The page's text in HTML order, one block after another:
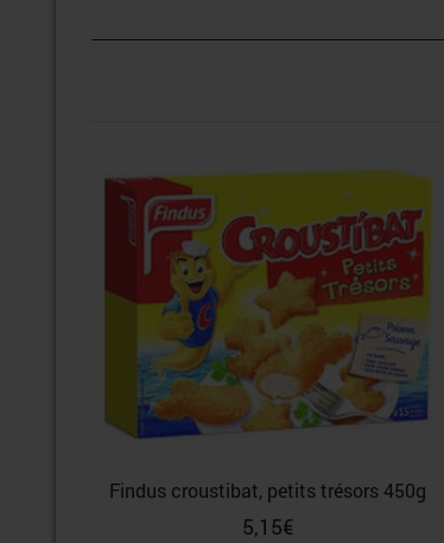
Findus croustibat, petits trésors 450g
5,15€